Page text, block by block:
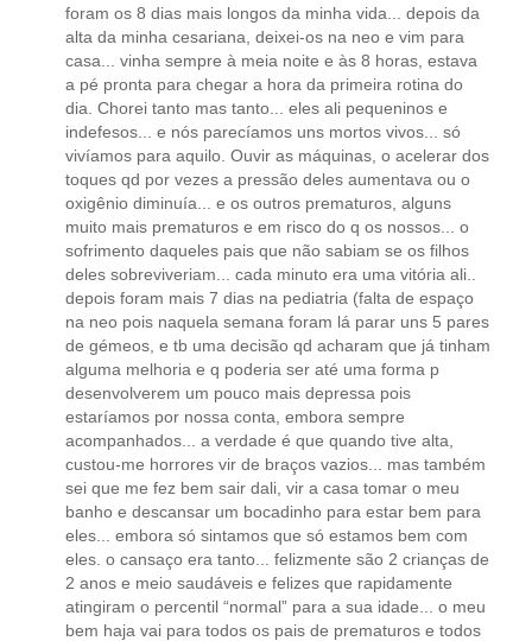
foram os 8 dias mais longos da minha vida... depois da
alta da minha cesariana, deixei-os na neo e vim para
casa... vinha sempre à meia noite e às 8 horas, estava
a pé pronta para chegar a hora da primeira rotina do
dia. Chorei tanto mas tanto... eles ali pequeninos e
indefesos... e nós parecíamos uns mortos vivos... só
vivíamos para aquilo. Ouvir as máquinas, o acelerar dos
toques qd por vezes a pressão deles aumentava ou o
oxigênio diminuía... e os outros prematuros, alguns
muito mais prematuros e em risco do q os nossos... o
sofrimento daqueles pais que não sabiam se os filhos
deles sobreviveriam... cada minuto era uma vitória ali..
depois foram mais 7 dias na pediatria (falta de espaço
na neo pois naquela semana foram lá parar uns 5 pares
de gémeos, e tb uma decisão qd acharam que já tinham
alguma melhoria e q poderia ser até uma forma p
desenvolverem um pouco mais depressa pois
estaríamos por nossa conta, embora sempre
acompanhados... a verdade é que quando tive alta,
custou-me horrores vir de braços vazios... mas também
sei que me fez bem sair dali, vir a casa tomar o meu
banho e descansar um bocadinho para estar bem para
eles... embora só sintamos que só estamos bem com
eles. o cansaço era tanto... felizmente são 2 crianças de
2 anos e meio saudáveis e felizes que rapidamente
atingiram o percentil “normal” para a sua idade... o meu
bem haja vai para todos os pais de prematuros e todos